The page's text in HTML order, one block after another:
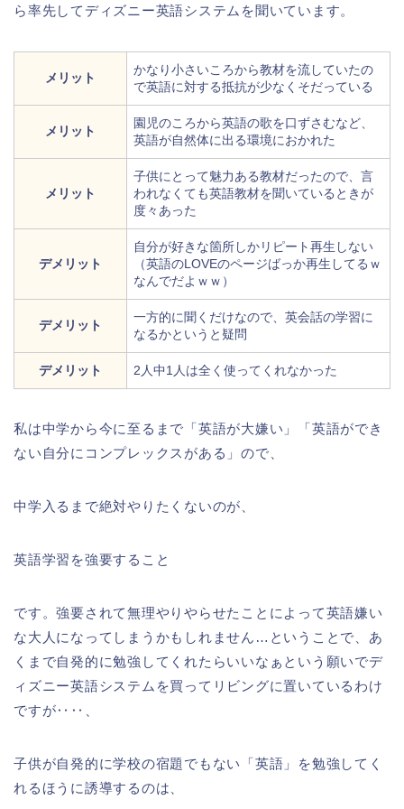
ら率先してディズニー英語システムを聞いています。
メリット
かなり小さいころから教材を流していたの
で英語に対する抵抗が少なくそだっている
メリット
園児のころから英語の歌を口ずさむなど、
英語が自然体に出る環境におかれた
メリット
子供にとって魅力ある教材だったので、言
われなくても英語教材を聞いているときが
度々あった
デメリット
自分が好きな箇所しかリピート再生しない
（英語のLOVEのページばっか再生してるｗ
なんでだよｗｗ）
デメリット
一方的に聞くだけなので、英会話の学習に
なるかというと疑問
デメリット 2人中1人は全く使ってくれなかった
私は中学から今に至るまで「英語が大嫌い」「英語ができ
ない自分にコンプレックスがある」ので、
中学入るまで絶対やりたくないのが、
英語学習を強要すること
です。強要されて無理やりやらせたことによって英語嫌い
な大人になってしまうかもしれません…ということで、あ
くまで自発的に勉強してくれたらいいなぁという願いでデ
ィズニー英語システムを買ってリビングに置いているわけ
ですが‥‥、
子供が自発的に学校の宿題でもない「英語」を勉強してく
れるほうに誘導するのは、